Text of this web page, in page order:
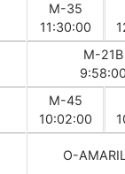
M-35
11:30:00
M-21B
M-45
10:02:00
O-